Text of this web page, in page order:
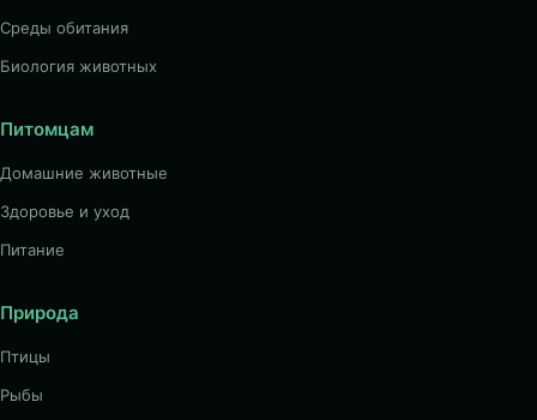
Среды обитания
Биология животных
Питомцам
Домашние животные
Здоровье и уход
Питание
Природа
Птицы
Рыбы